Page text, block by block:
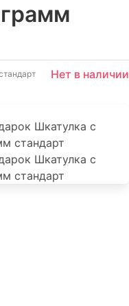
Нет в наличии